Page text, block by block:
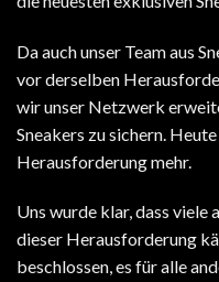
Da auch unser Team aus
vor derselben
wir unser Netzwerk
Sneakers zu sichern.
Herausforderung mehr.
Uns wurde klar, dass viele
dieser Herausforderung
beschlossen, es für alle